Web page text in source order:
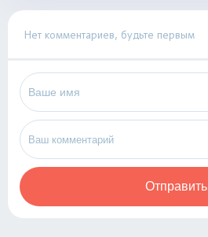
Нет комментариев, будьте первым
Отправить